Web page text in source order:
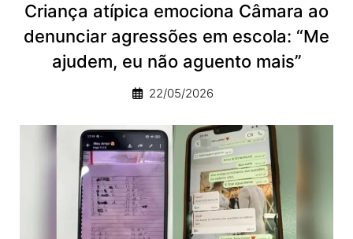
Criança atípica emociona Câmara ao
denunciar agressões em escola: “Me
ajudem, eu não aguento mais”
22/05/2026